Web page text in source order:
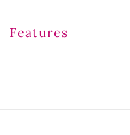
Features